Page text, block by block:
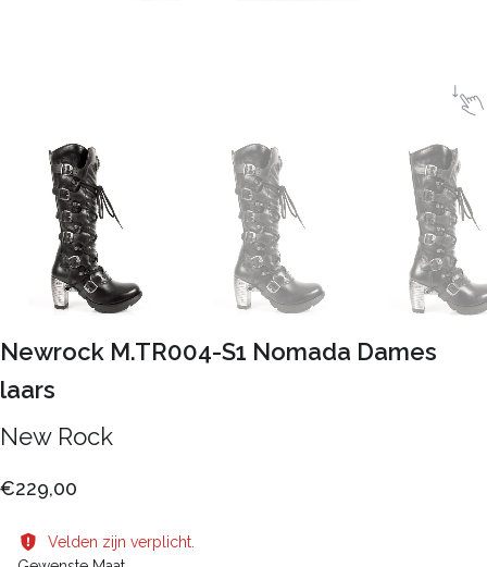
Newrock M.TR004-S1 Nomada Dames
laars
New Rock
€229,00
Velden zijn verplicht.